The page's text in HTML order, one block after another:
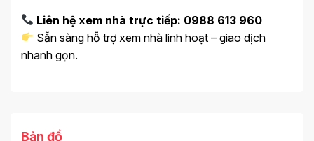
Liên hệ xem nhà trực tiếp: 0988 613 960
Sẵn sàng hỗ trợ xem nhà linh hoạt – giao dịch
nhanh gọn.
Bản đồ